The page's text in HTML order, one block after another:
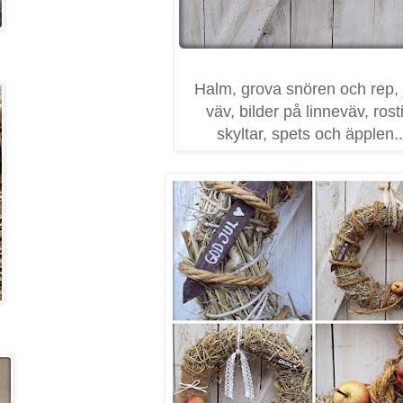
Halm, grova snören och rep,
väv, bilder på linneväv,
skyltar, spets och